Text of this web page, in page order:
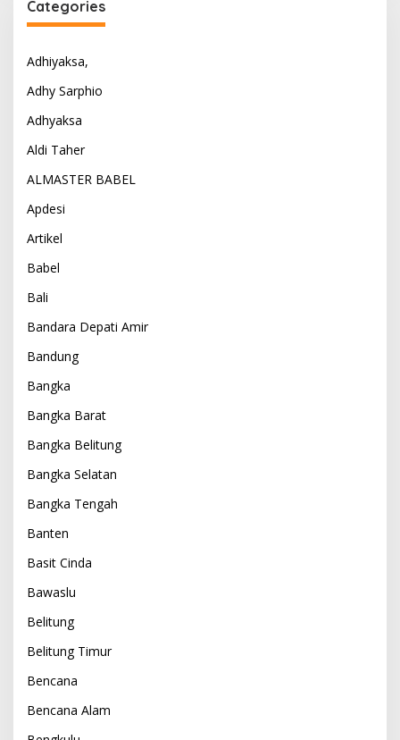
Categories
Adhiyaksa,
Adhy Sarphio
Adhyaksa
Aldi Taher
ALMASTER BABEL
Apdesi
Artikel
Babel
Bali
Bandara Depati Amir
Bandung
Bangka
Bangka Barat
Bangka Belitung
Bangka Selatan
Bangka Tengah
Banten
Basit Cinda
Bawaslu
Belitung
Belitung Timur
Bencana
Bencana Alam